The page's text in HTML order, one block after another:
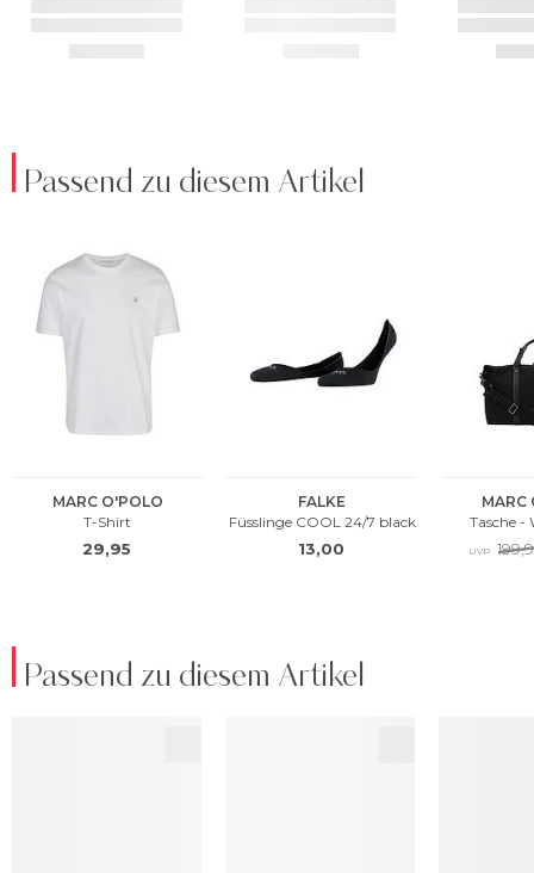
Passend zu diesem Artikel
Passend zu diesem Artikel